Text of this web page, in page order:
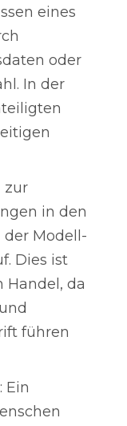
eines
oder
In der
zur
in den
Modell-
Dies ist
Handel, da
führen
Ein